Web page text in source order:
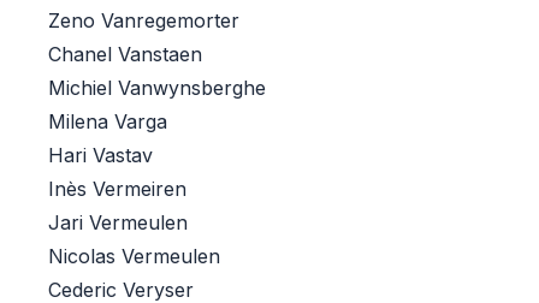
Zeno Vanregemorter
Chanel Vanstaen
Michiel Vanwynsberghe
Milena Varga
Hari Vastav
Inès Vermeiren
Jari Vermeulen
Nicolas Vermeulen
Cederic Veryser